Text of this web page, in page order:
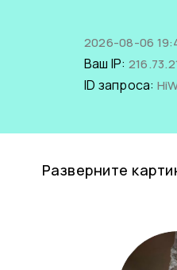
2026-08-06
Ваш IP:
ID запроса:
Разверните